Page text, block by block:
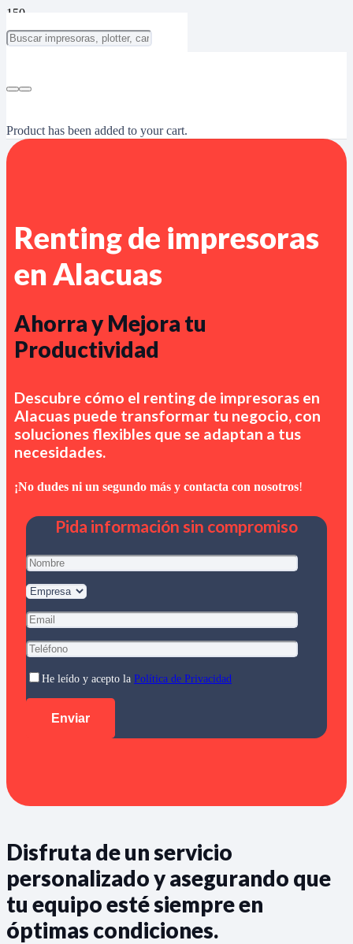
Product has been added to your cart.
Renting de impresoras
en Alacuas
Ahorra y Mejora tu
Productividad
Descubre cómo el renting de impresoras en
Alacuas puede transformar tu negocio, con
soluciones flexibles que se adaptan a tus
necesidades.
¡No dudes ni un segundo más y contacta con nosotros!
Pida información sin compromiso
He leído y acepto la Política de Privacidad
Disfruta de un servicio
personalizado y asegurando que
tu equipo esté siempre en
óptimas condiciones.